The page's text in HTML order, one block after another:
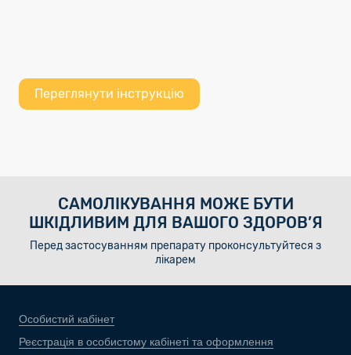
Переглянути інструкцію
САМОЛІКУВАННЯ МОЖЕ БУТИ
ШКІДЛИВИМ ДЛЯ ВАШОГО ЗДОРОВ’Я
Перед застосуванням препарату проконсультуйтеся з
лікарем
Особистий кабінет
Реєстрація в особистому кабінеті та оформлення